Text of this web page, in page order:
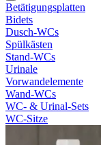
Betätigungsplatten
Bidets
Dusch-WCs
Spülkästen
Stand-WCs
Urinale
Vorwandelemente
Wand-WCs
WC- & Urinal-Sets
WC-Sitze